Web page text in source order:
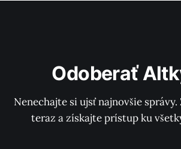
Odoberať
Nenechajte si ujsť najnovšie
teraz a získajte prístup ku